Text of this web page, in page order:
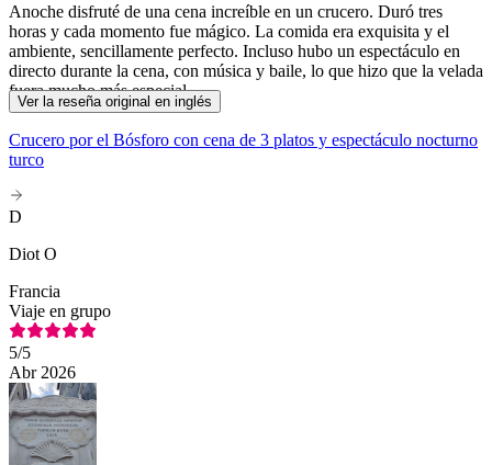
Anoche disfruté de una cena increíble en un crucero. Duró tres
horas y cada momento fue mágico. La comida era exquisita y el
ambiente, sencillamente perfecto. Incluso hubo un espectáculo en
directo durante la cena, con música y baile, lo que hizo que la velada
fuera mucho más especial.
Ver la reseña original en inglés
Crucero por el Bósforo con cena de 3 platos y espectáculo nocturno
turco
D
Diot O
Francia
Viaje en grupo
5/5
Abr 2026